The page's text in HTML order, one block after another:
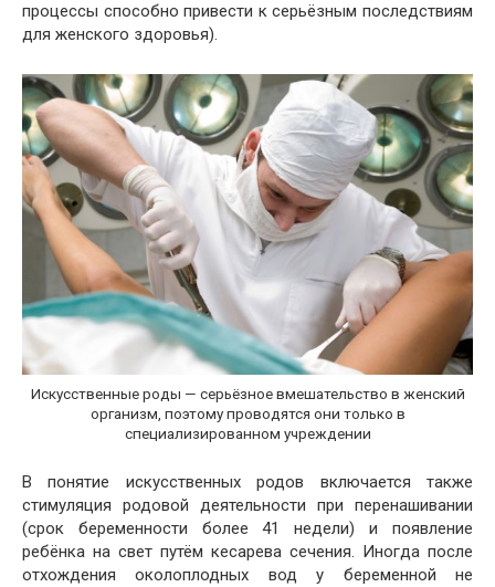
процессы способно привести к серьёзным последствиям
для женского здоровья).
Искусственные роды — серьёзное вмешательство в женский
организм, поэтому проводятся они только в
специализированном учреждении
В понятие искусственных родов включается также
стимуляция родовой деятельности при перенашивании
(срок беременности более 41 недели) и появление
ребёнка на свет путём кесарева сечения. Иногда после
отхождения околоплодных вод у беременной не